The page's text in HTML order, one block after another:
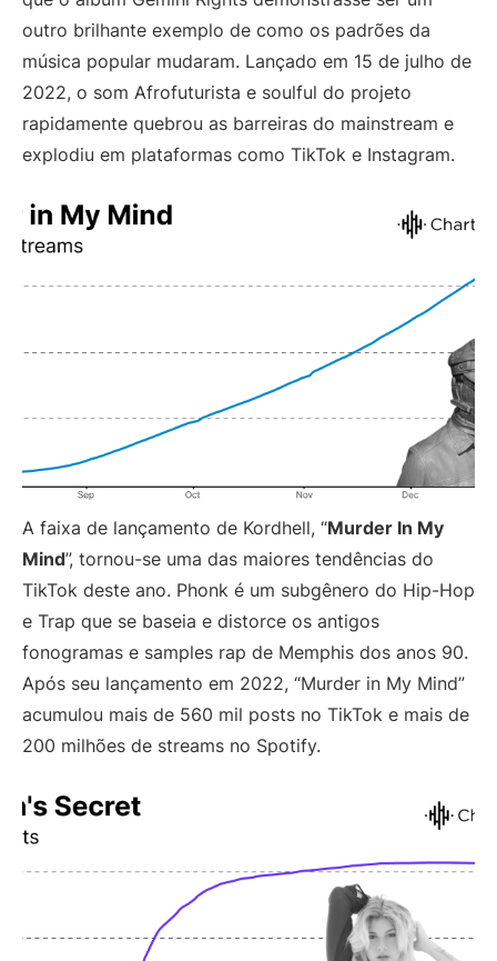
outro brilhante exemplo de como os padrões da
música popular mudaram. Lançado em 15 de julho de
2022, o som Afrofuturista e soulful do projeto
rapidamente quebrou as barreiras do mainstream e
explodiu em plataformas como TikTok e Instagram.
A faixa de lançamento de Kordhell, “Murder In My
Mind”, tornou-se uma das maiores tendências do
TikTok deste ano. Phonk é um subgênero do Hip-Hop
e Trap que se baseia e distorce os antigos
fonogramas e samples rap de Memphis dos anos 90.
Após seu lançamento em 2022, “Murder in My Mind”
acumulou mais de 560 mil posts no TikTok e mais de
200 milhões de streams no Spotify.